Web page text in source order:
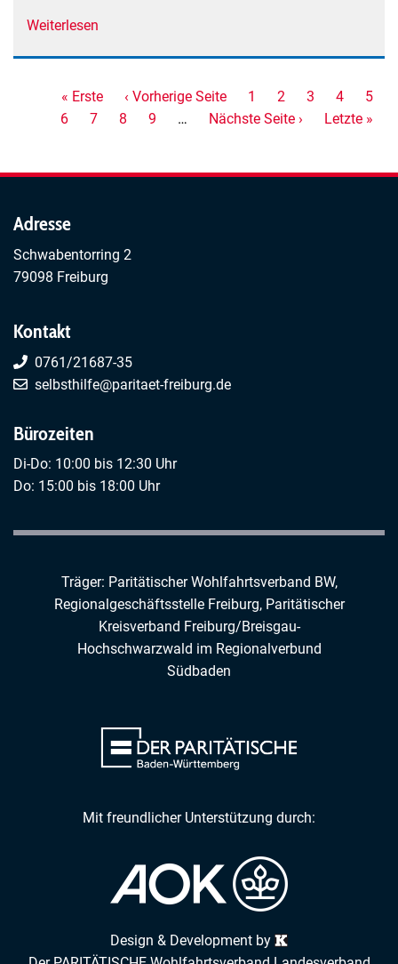
Weiterlesen
e.V.
Seitennummerierung
Erste
Seite
« Erste
Vorherige
Seite
‹ Vorherige Seite Seite
1 Seite
2 Seite
3
Aktuelle
Seite
4 Seite
5
Seite
6 Seite
7 Seite
8 Seite
9 …
Nächste
Nächste Seite ›
Letzte
Letzte »
Adresse
Schwabentorring 2
79098 Freiburg
Kontakt
0761/21687-35
selbsthilfe@paritaet-freiburg.de
Bürozeiten
Di-Do: 10:00 bis 12:30 Uhr
Do: 15:00 bis 18:00 Uhr
Träger: Paritätischer Wohlfahrtsverband BW,
Regionalgeschäftsstelle Freiburg, Paritätischer
Kreisverband Freiburg/Breisgau-
Hochschwarzwald im Regionalverbund
Südbaden
Mit freundlicher Unterstützung durch:
Design & Development by